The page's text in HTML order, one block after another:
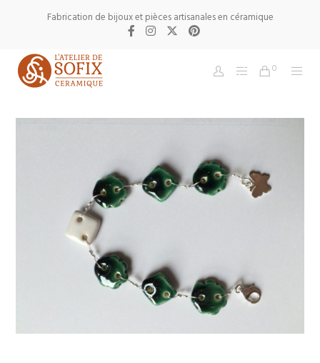
Fabrication de bijoux et pièces artisanales en céramique
0